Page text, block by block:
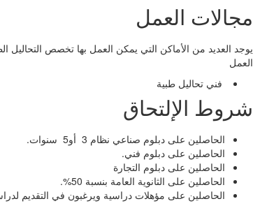
مجالات العمل
يوجد العديد من الأماكن التي يمكن العمل بها تخصص التحاليل
العمل
فني تحاليل طبية
شروط الإلتحاق
الحاصلين على دبلوم صناعي نظام 3 أو5 سنوات.
الحاصلين على دبلوم فني.
الحاصلين على دبلوم التجارة
الحاصلين على الثانوية العامة بنسبة 50%.
الحاصلين على مؤهلات دراسية ويرغبون في التقديم